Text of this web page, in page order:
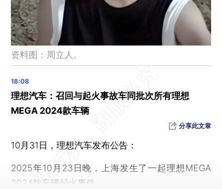
巴基斯坦和阿富汗同意继续停火 将于11月继续会谈
中国田协：进一步规范马拉松赛事相关工作
10月国家统计局制造业PMI回落0.8个百分点至49
美参议院通过终止特朗普全面关税政策决议
“户县钟楼楼梯受车辆撞击受损”，官方通报
“印尼将采购中国歼-10战斗机”，国防部回应
普京特使：有信心一年内结束俄乌冲突
国家一级运动员突发脑出血离世，年仅28岁
资料图：周立人。
理想汽车：召回与起火事故车同批次所有理想
MEGA 2024款车辆
分享此文章
10月31日，理想汽车发布公告：
2025年10月23日晚，上海发生了一起理想MEGA
2024款车辆起火事件，